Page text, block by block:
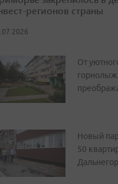
регионов страны
От
Новый
50